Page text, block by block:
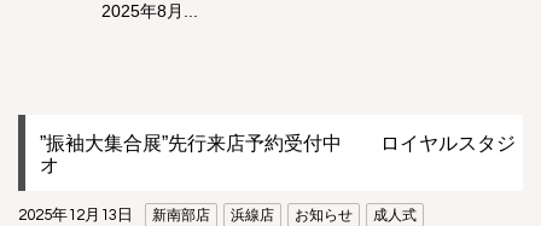
”振袖大集合展”先行来店予約受付中 ロイヤルスタジ
オ
2025年12月13日 新南部店 浜線店 お知らせ 成人式
2025年8月